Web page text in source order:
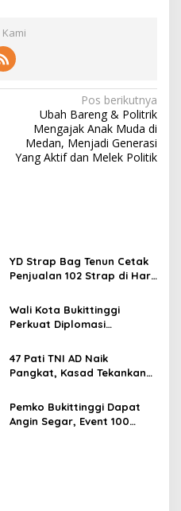
Pos berikutnya
Ubah Bareng & Politrik
Mengajak Anak Muda di
Medan, Menjadi Generasi
Yang Aktif dan Melek Politik
YD Strap Bag Tenun Cetak
Penjualan 102 Strap di Hari
2026, Bukti Wastra
Nusantara Kian Digemari
Wali Kota Bukittinggi
Perkuat Diplomasi
Dubes Belanda dan Jerman
Sukseskan 100 Tahun Jam
Gadang
47 Pati TNI AD Naik
Pangkat, Kasad Tekankan
Adaptasi
Pemko Bukittinggi Dapat
Angin Segar, Event 100